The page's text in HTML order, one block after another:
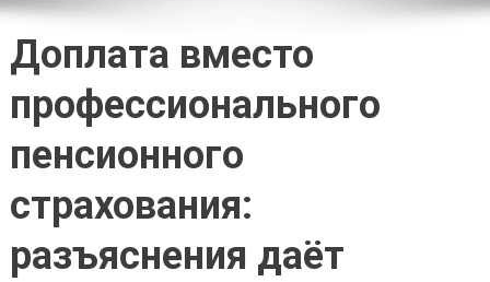
Доплата вместо
профессионального
пенсионного
страхования:
разъяснения даёт